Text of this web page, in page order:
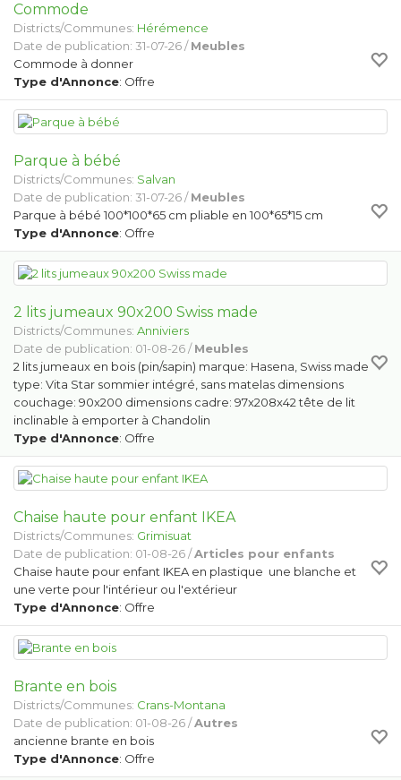
Commode
Districts/Communes: Hérémence
Date de publication: 31-07-26 /Meubles
Commode à donner
Type d'Annonce: Offre
Parque à bébé
Districts/Communes: Salvan
Date de publication: 31-07-26 /Meubles
Parque à bébé 100*100*65 cm pliable en 100*65*15 cm
Type d'Annonce: Offre
2 lits jumeaux 90x200 Swiss made
Districts/Communes: Anniviers
Date de publication: 01-08-26 /Meubles
2 lits jumeaux en bois (pin/sapin) marque: Hasena, Swiss made
type: Vita Star sommier intégré, sans matelas dimensions
couchage: 90x200 dimensions cadre: 97x208x42 tête de lit
inclinable à emporter à Chandolin
Type d'Annonce: Offre
Chaise haute pour enfant IKEA
Districts/Communes: Grimisuat
Date de publication: 01-08-26 /Articles pour enfants
Chaise haute pour enfant IKEA en plastique une blanche et
une verte pour l'intérieur ou l'extérieur
Type d'Annonce: Offre
Brante en bois
Districts/Communes: Crans-Montana
Date de publication: 01-08-26 /Autres
ancienne brante en bois
Type d'Annonce: Offre